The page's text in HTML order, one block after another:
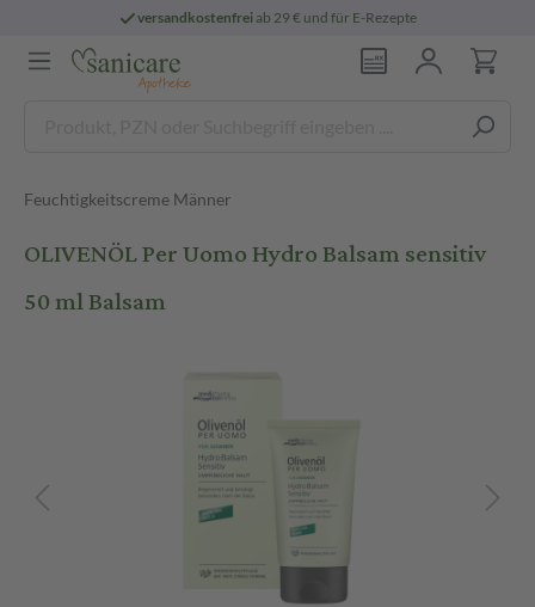
versandkostenfreiab 29 € und für E-Rezepte
Feuchtigkeitscreme Männer
OLIVENÖL Per Uomo Hydro Balsam sensitiv
50 ml Balsam